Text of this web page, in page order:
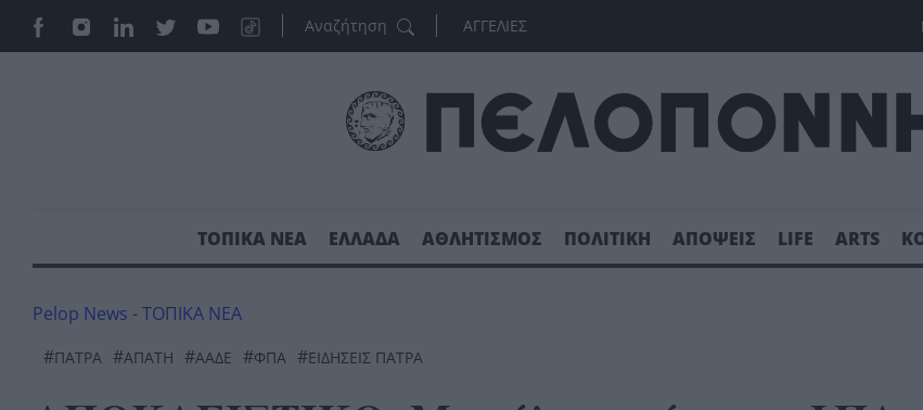
ΑΓΓΕΛΙΕΣ
ΤΟΠΙΚΑ ΝΕΑ ΕΛΛΑΔΑ ΑΘΛΗΤΙΣΜΟΣ ΠΟΛΙΤΙΚΗ ΑΠΟΨΕΙΣ LIFE ARTS
Pelop News -ΤΟΠΙΚΑ ΝΕΑ
#ΠΆΤΡΑ #ΑΠΑΤΗ #ΑΑΔΕ #ΦΠΑ #ΕΙΔΗΣΕΙΣ ΠΑΤΡΑ